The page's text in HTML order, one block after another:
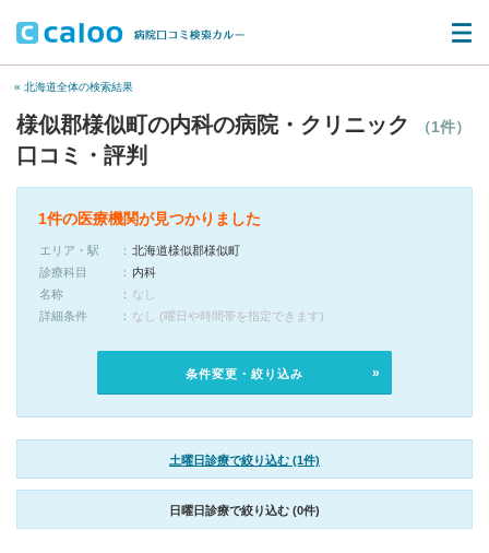
« 北海道全体の検索結果
様似郡様似町の内科の病院・クリニック （1件）
口コミ・評判
1件の医療機関が見つかりました
エリア・駅
北海道様似郡様似町
診療科目
内科
名称
なし
詳細条件
なし (曜日や時間帯を指定できます)
条件変更・絞り込み
土曜日診療で絞り込む (1件)
日曜日診療で絞り込む (0件)